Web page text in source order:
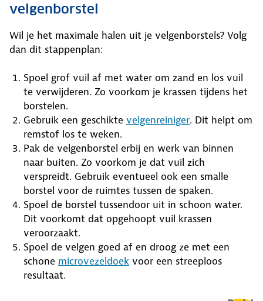
velgenborstel
Wil je het maximale halen uit je velgenborstels? Volg
dan dit stappenplan:
Spoel grof vuil af met water om zand en los vuil
te verwijderen. Zo voorkom je krassen tijdens het
borstelen.
Gebruik een geschikte velgenreiniger. Dit helpt om
remstof los te weken.
Pak de velgenborstel erbij en werk van binnen
naar buiten. Zo voorkom je dat vuil zich
verspreidt. Gebruik eventueel ook een smalle
borstel voor de ruimtes tussen de spaken.
Spoel de borstel tussendoor uit in schoon water.
Dit voorkomt dat opgehoopt vuil krassen
veroorzaakt.
Spoel de velgen goed af en droog ze met een
schone microvezeldoek voor een streeploos
resultaat.